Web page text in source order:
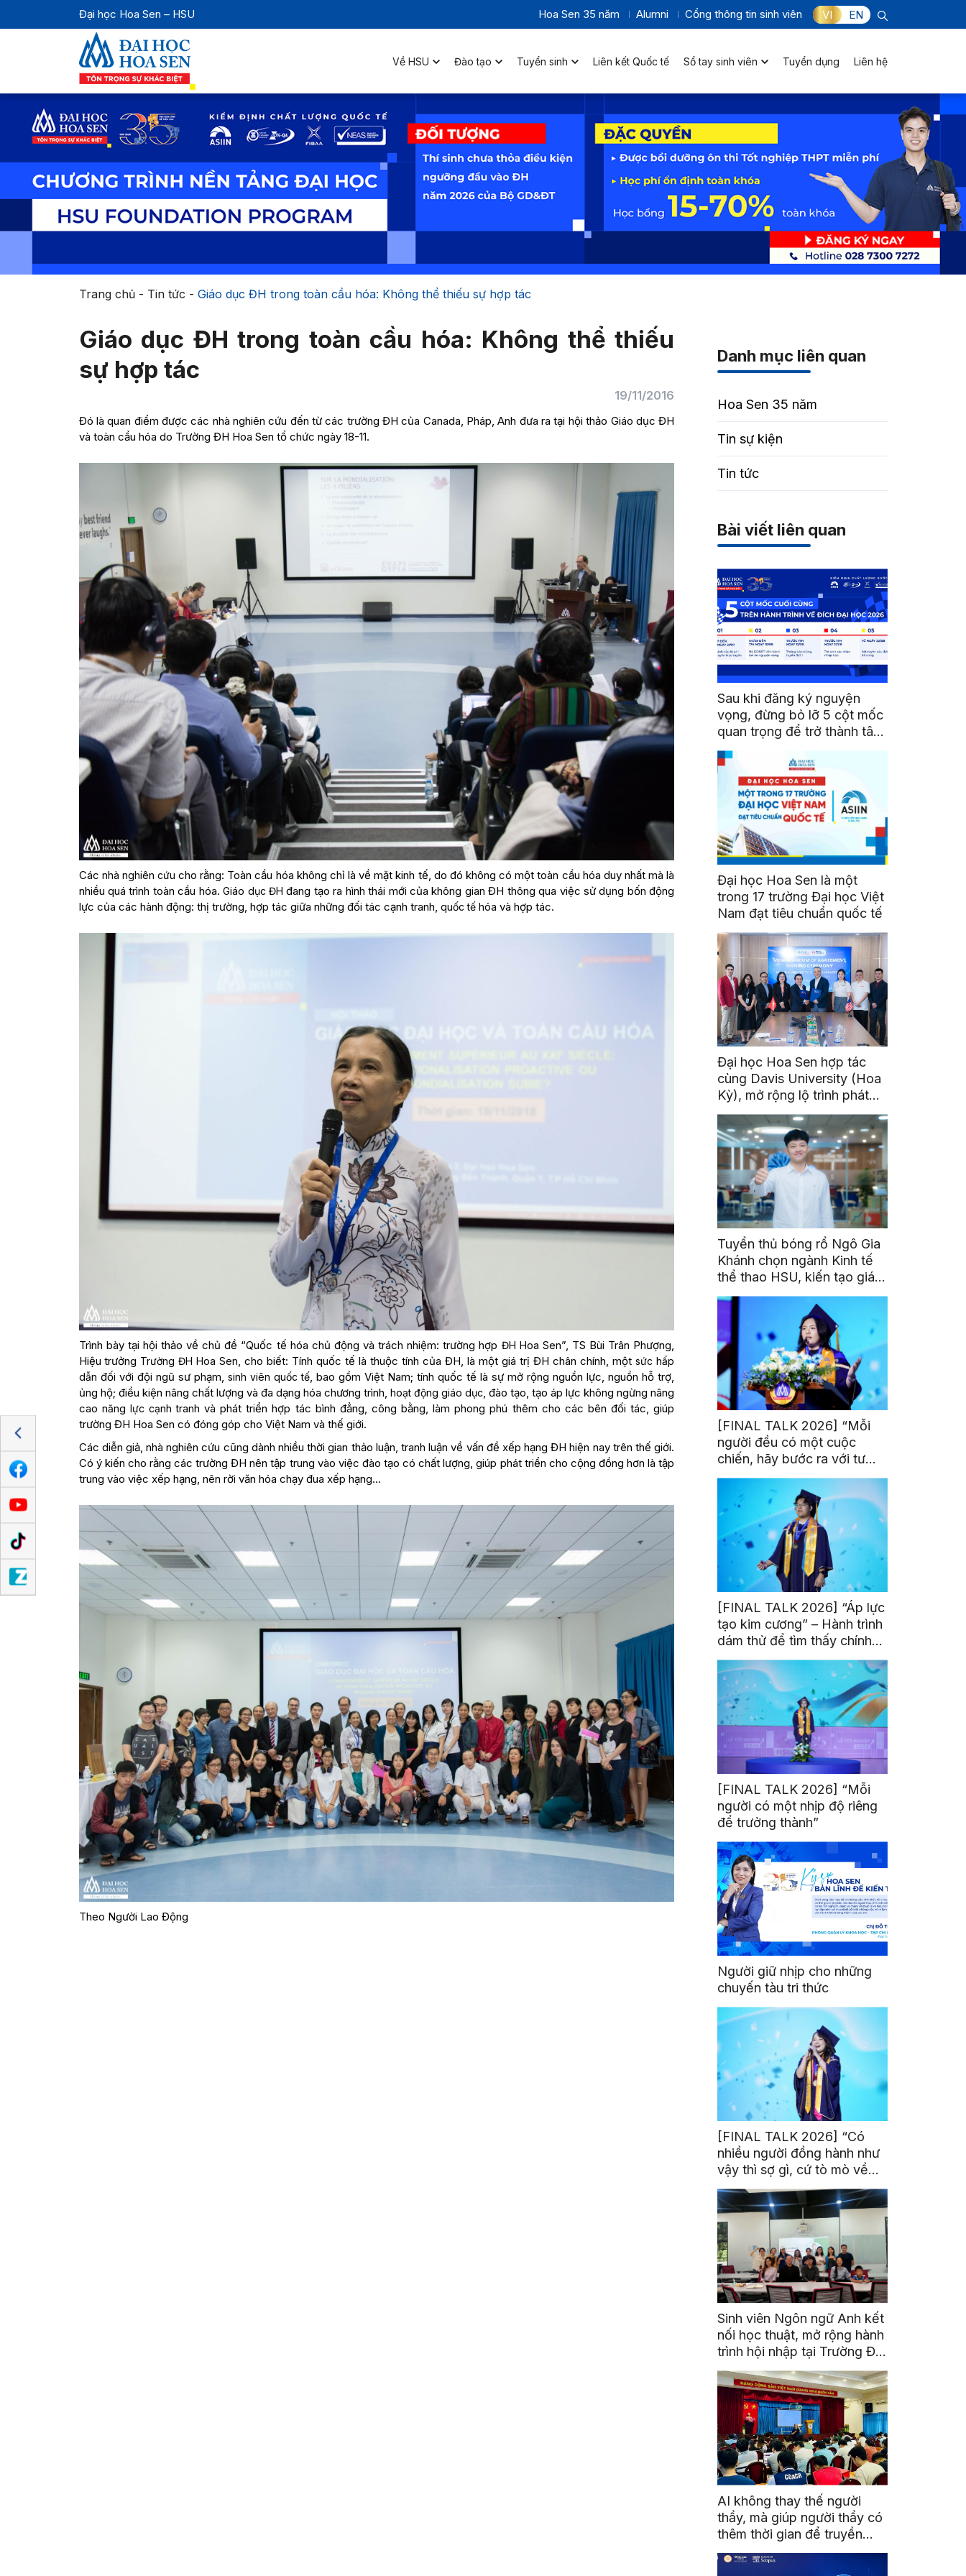
Đại học Hoa Sen – HSU Hoa Sen 35 năm Alumni Cổng thông tin sinh viên VI EN
Về HSU Đào tạo Tuyển sinh Liên kết Quốc tế Sổ tay sinh viên Tuyển dụng Liên hệ
Trang chủ- Tin tức - Giáo dục ĐH trong toàn cầu hóa: Không thể thiếu sự hợp tác
Giáo dục ĐH trong toàn cầu hóa: Không thể thiếu
sự hợp tác
19/11/2016
Đó là quan điểm được các nhà nghiên cứu đến từ các trường ĐH của Canada, Pháp, Anh đưa ra tại hội thảo Giáo dục ĐH
và toàn cầu hóa do Trường ĐH Hoa Sen tổ chức ngày 18-11.
Các nhà nghiên cứu cho rằng: Toàn cầu hóa không chỉ là về mặt kinh tế, do đó không có một toàn cầu hóa duy nhất mà là
nhiều quá trình toàn cầu hóa.Giáo dục ĐH đang tạo ra hình thái mới của không gian ĐH thông qua việc sử dụng bốn động
lực của các hành động: thị trường, hợp tác giữa những đối tác cạnh tranh, quốc tế hóa và hợp tác.
Trình bày tại hội thảo về chủ đề “Quốc tế hóa chủ động và trách nhiệm: trường hợp ĐH Hoa Sen”, TS Bùi Trân Phượng,
Hiệu trưởng Trường ĐH Hoa Sen , cho biết: Tính quốc tế là thuộc tính của ĐH, là một giá trị ĐH chân chính, mộtsức hấp
dẫn đối với đội ngũ sư phạm, sinh viên quốc tế, bao gồm Việt Nam; tính quốc tế là sự mở rộng nguồn lực, nguồn hỗ trợ,
ủng hộ; điều kiện nâng chất lượng và đa dạng hóa chương trình, hoạt động giáo dục , đào tạo, tạo áp lực không ngừng nâng
cao năng lực cạnh tranh và phát triển hợp tác bình đẳng, công bằng, làm phong phú thêm cho các bên đối tác, giúp
trường ĐH Hoa Sen có đóng góp cho Việt Nam và thế giới.
Các diễn giả, nhà nghiên cứu cũng dành nhiều thời gian thảo luận, tranh luận về vấn đề xếp hạng ĐH hiện nay trên thế giới.
Có ý kiến cho rằng các trường ĐH nên tập trung vào việc đào tạo có chất lượng, giúp phát triển cho cộng đồng hơn là tập
trung vào việc xếp hạng, nên rời văn hóa chạy đua xếp hạng…
Theo Người Lao Động
Danh mục liên quan
Hoa Sen 35 năm
Tin sự kiện
Tin tức
Bài viết liên quan
Sau khi đăng ký nguyện
vọng, đừng bỏ lỡ 5 cột mốc
quan trọng để trở thành tân
sinh viên HSU
Đại học Hoa Sen là một
trong 17 trường Đại học Việt
Nam đạt tiêu chuẩn quốc tế
Đại học Hoa Sen hợp tác
cùng Davis University (Hoa
Kỳ), mở rộng lộ trình phát
triển toàn cầu cho sinh viên
Tuyển thủ bóng rổ Ngô Gia
Khánh chọn ngành Kinh tế
thể thao HSU, kiến tạo giá
trị từ đam mê thể thao
[FINAL TALK 2026] “Mỗi
người đều có một cuộc
chiến, hãy bước ra với tư
thế của người chiến thắng”
[FINAL TALK 2026] “Áp lực
tạo kim cương” – Hành trình
dám thử để tìm thấy chính
mình
[FINAL TALK 2026] “Mỗi
người có một nhịp độ riêng
để trưởng thành”
Người giữ nhịp cho những
chuyến tàu tri thức
[FINAL TALK 2026] “Có
nhiều người đồng hành như
vậy thì sợ gì, cứ tò mò về
thế giới thôi”
Sinh viên Ngôn ngữ Anh kết
nối học thuật, mở rộng hành
trình hội nhập tại Trường Đại
học Quốc gia Malaysia
AI không thay thế người
thầy, mà giúp người thầy có
thêm thời gian để truyền
cảm hứng